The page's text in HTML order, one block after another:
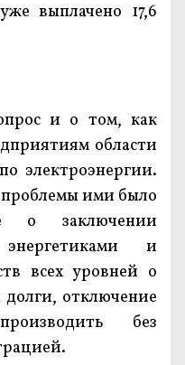
выплачено 17,6
и о том, как
области
электроэнергии.
ими было
о заключении
и
всех уровней о
отключение
без